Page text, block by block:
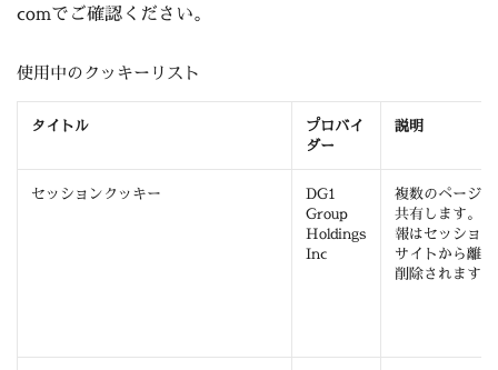
comでご確認ください。
使用中のクッキーリスト
タイトル
プロバイ
ダー
説明
セッションクッキー
DG1
Group
Holdings
Inc
複数のページ
共有します。
報はセッショ
サイトから離
削除されます。